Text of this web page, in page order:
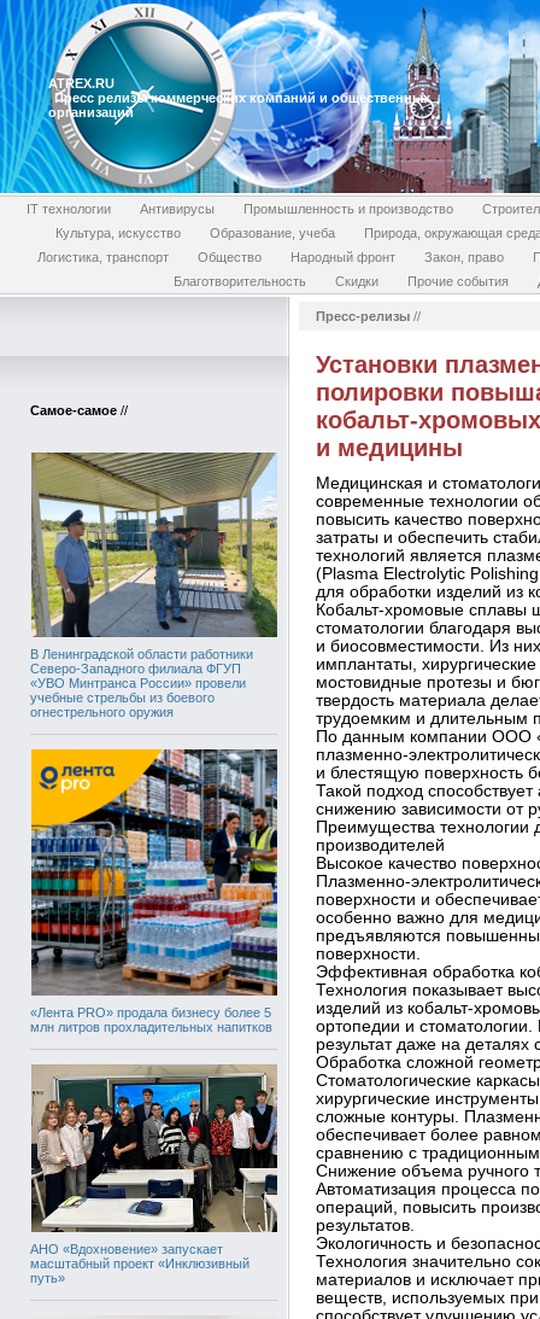
ATREX.RU
Пресс релизы коммерческих компаний и общественных
организаций
IT технологии Антивирусы Промышленность и производство
Культура, искусство
Образование, учеба
Природа, окружающая
Логистика, транспорт
Общество Народный фронт Закон, право
Благотворительность
Скидки Прочие события
Самое-самое //
В Ленинградской области работники
Северо-Западного филиала ФГУП
«УВО Минтранса России» провели
учебные стрельбы из боевого
огнестрельного оружия
«Лента PRO» продала бизнесу более 5
млн литров прохладительных напитков
АНО «Вдохновение» запускает
масштабный проект «Инклюзивный
путь»
Пресс-релизы //
Установки
полировки
кобальт-
и медицины
Медицинская и
современные технологии
повысить качество
затраты и обеспечить
технологий является
(Plasma Electrolytic
для обработки изделий из
Кобальт-хромовые сплавы
стоматологии благодаря
и биосовместимости. Из
имплантаты,
мостовидные протезы и
твердость материала
трудоемким и длительным
По данным компании ООО
плазменно-
и блестящую поверхность
Такой подход
снижению зависимости от
Преимущества технологии
производителей
Высокое качество
Плазменно-
поверхности и
особенно важно для
предъявляются
поверхности.
Эффективная обработка
Технология показывает
изделий из кобальт-
ортопедии и
результат даже на
Обработка сложной
Стоматологические
хирургические
сложные контуры.
обеспечивает более
сравнению с
Снижение объема ручного
Автоматизация процесса
операций, повысить
результатов.
Экологичность и
Технология значительно
материалов и исключает
веществ, используемых